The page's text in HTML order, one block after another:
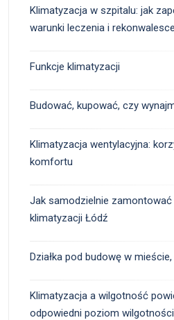
Klimatyzacja w szpitalu: jak
warunki leczenia i
Funkcje klimatyzacji
Budować, kupować, czy
Klimatyzacja wentylacyjna:
komfortu
Jak samodzielnie
klimatyzacji Łódź
Działka pod budowę w
Klimatyzacja a wilgotność
odpowiedni poziom wilgotności